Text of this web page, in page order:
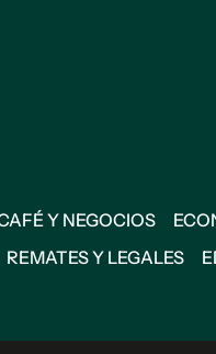
Y NEGOCIOS
REMATES Y LEGALES